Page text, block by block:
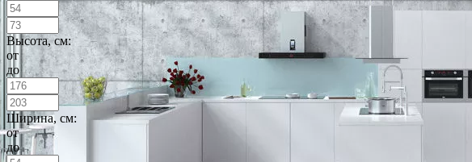
Высота, см:
от
до
Ширина, см:
от
до